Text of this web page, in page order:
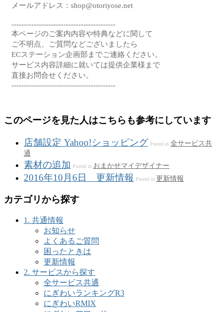
メールアドレス：shop@otoriyose.net
------------------------------------------
本ページのご案内内容や特典などに関して
ご不明点、ご質問などございましたら
ECステーション企画部までご連絡ください。
サービス内容詳細に就いては提供企業様まで
直接お問合せください。
このページを見た人はこちらも参考にしています
店舗設定 Yahoo!ショッピング Posted in 全サービス共
通
素材の追加 Posted in おまかせマイデザイナー
2016年10月6日 更新情報 Posted in 更新情報
カテゴリから探す
1. 共通情報
お知らせ
よくあるご質問
困ったときは
更新情報
2. サービスから探す
全サービス共通
にぎわいランキングR3
にぎわいRMIX